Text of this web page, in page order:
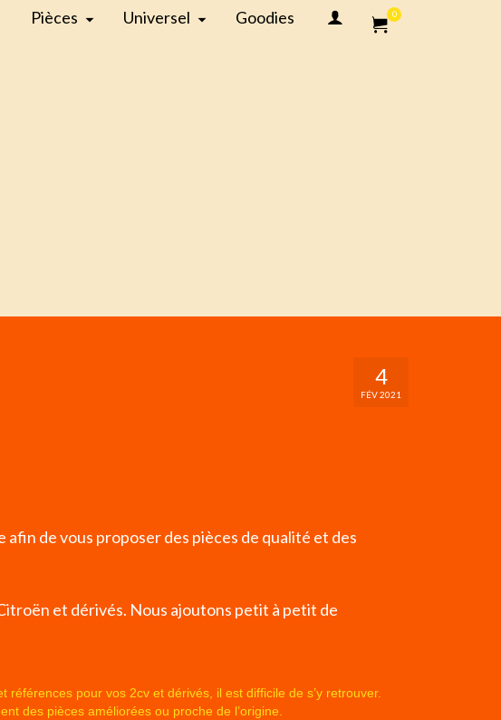
Pièces Universel Goodies 0
4
FÉV 2021
de vous proposer des pièces de qualité et des
et dérivés. Nous ajoutons petit à petit de
pour vos 2cv et dérivés, il est difficile de s’y retrouver.
des pièces améliorées ou proche de l’origine.